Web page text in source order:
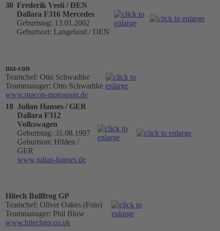
30 Frederik Vesti / DEN
Dallara F316 Mercedes
Geburtstag: 13.01.2002
Geburtsort: Langelund / DEN
ma-con
Teamchef: Otto Schwadtke
Teammanager: Otto Schwadtke
www.macon-motosport.de
18 Julian Hanses / GER
Dallara F312
Volkswagen
Geburtstag: 31.08.1997
Geburtsort: Hilden /
GER
www.julian-hanses.de
Hitech Bullfrog GP
Teamchef: Oliver Oakes (Foto)
Teammanager: Phil Blow
www.hitechgp.co.uk